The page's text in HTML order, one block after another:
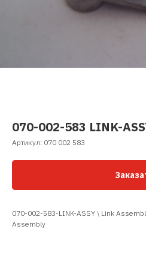
070-002-583 LINK-
Артикул: 070 002 583
070-002-583-LINK-ASSY \ Link
Assembly